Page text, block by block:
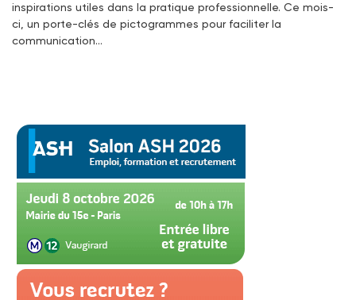
inspirations utiles dans la pratique professionnelle. Ce mois-
ci, un porte-clés de pictogrammes pour faciliter la
communication…